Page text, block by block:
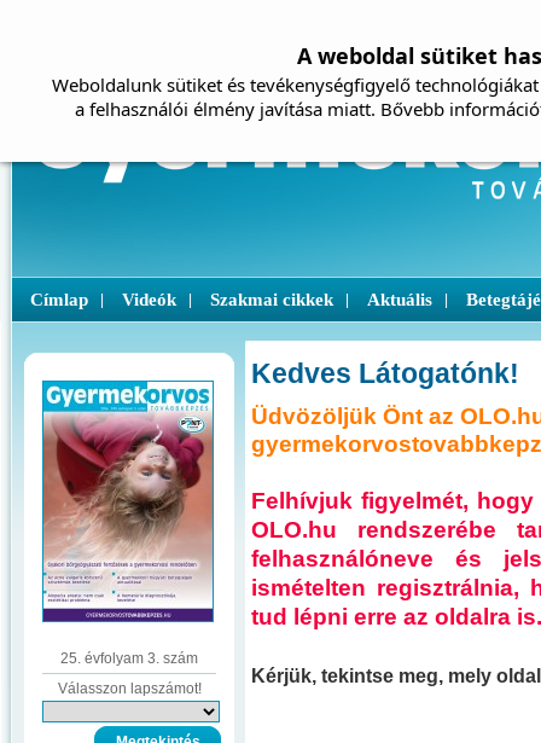
Címlap Videók Szakmai cikkek Aktuális
25. évfolyam 3. szám
Válasszon lapszámot!
Kedves Látogatónk!
Üdvözöljük Önt az
Felhívjuk figyelmét,
OLO.hu rendszerébe
felhasználóneve és
ismételten regisztrálnia,
tud lépni erre az oldalra is.
Kérjük, tekintse meg, mely
A weboldal sütiket
Weboldalunk sütiket és tevékenységfigyelő
a felhasználói élmény javítása miatt. Bővebb